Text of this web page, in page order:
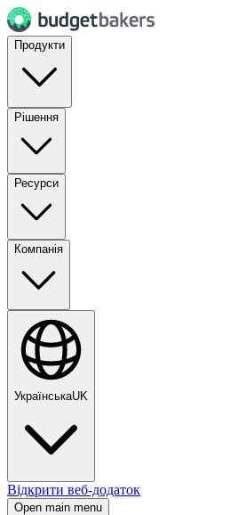
Продукти
Рішення
Ресурси
Компанія
УкраїнськаUK
Відкрити веб-додаток
Open main menu